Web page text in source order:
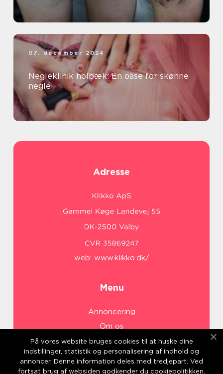
07. december 2024
Negleklinik holbæk: En oase for skønne
negle
Adresse
web: www.klikko.dk/
Menu
Annoncering
Om os
Cookies
Kontakt os
Sitemap
På vores website bruges cookies til at huske dine
indstillinger, statistik og personalisering af indhold og
annoncer. Denne information deles med tredjepart. Ved
fortsat brug af websiden godkender du cookiepolitikken.